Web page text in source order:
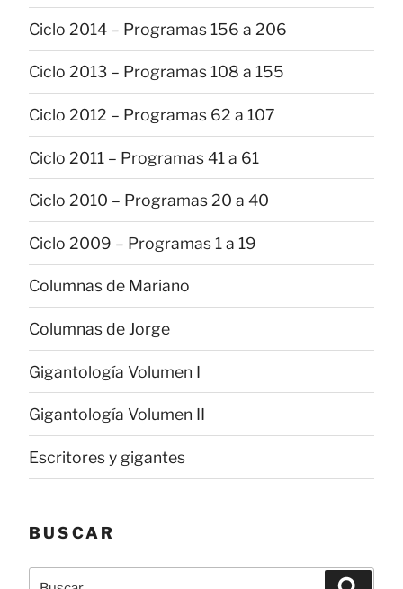
Ciclo 2014 – Programas 156 a 206
Ciclo 2013 – Programas 108 a 155
Ciclo 2012 – Programas 62 a 107
Ciclo 2011 – Programas 41 a 61
Ciclo 2010 – Programas 20 a 40
Ciclo 2009 – Programas 1 a 19
Columnas de Mariano
Columnas de Jorge
Gigantología Volumen I
Gigantología Volumen II
Escritores y gigantes
BUSCAR
Buscar